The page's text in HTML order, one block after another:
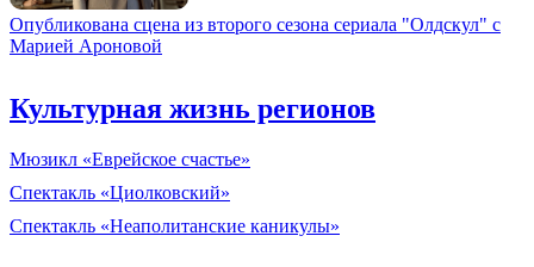
Опубликована сцена из второго сезона сериала "Олдскул" с
Марией Ароновой
Культурная жизнь регионов
Мюзикл «Еврейское счастье»
Спектакль «Циолковский»
Спектакль «Неаполитанские каникулы»